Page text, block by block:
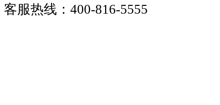
客服热线：400-816-5555